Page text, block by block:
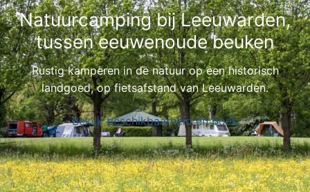
Natuurcamping bij Leeuwarden,
tussen eeuwenoude beuken
Rustig kamperen in de natuur op een historisch
landgoed, op fietsafstand van Leeuwarden.
Bekijk beschikbaarheid en boek